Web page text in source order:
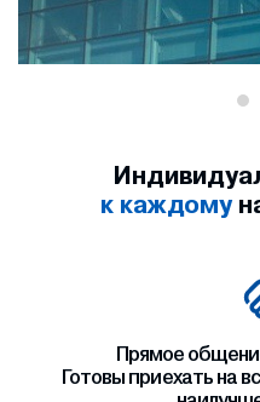
к каждому
Прямое
Готовы приехать на